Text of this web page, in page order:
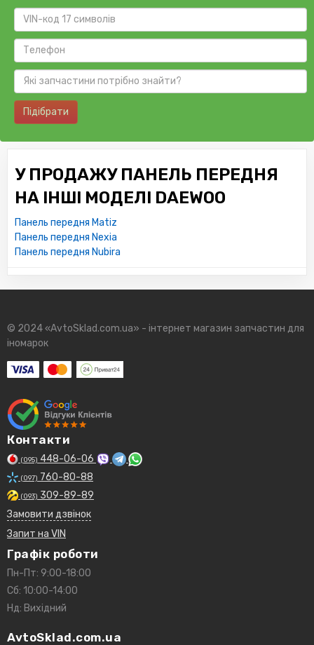
Підібрати
У ПРОДАЖУ ПАНЕЛЬ ПЕРЕДНЯ
НА ІНШІ МОДЕЛІ DAEWOO
Панель передня Matiz
Панель передня Nexia
Панель передня Nubira
© 2024 «AvtoSklad.com.ua» - інтернет магазин запчастин для
іномарок
Контакти
(095) 448-06-06
(097) 760-80-88
(093) 309-89-89
Замовити дзвінок
Запит на VIN
Графік роботи
Пн-Пт: 9:00-18:00
Сб: 10:00-14:00
Нд: Вихідний
AvtoSklad.com.ua